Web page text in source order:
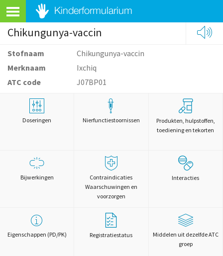
Chikungunya-vaccin
Stofnaam
Chikungunya-vaccin
Merknaam
Ixchiq
ATC code
J07BP01
Doseringen Nierfunctiestoornissen
Produkten, hulpstoffen,
toediening en tekorten
Bijwerkingen
Contraindicaties
Waarschuwingen en
voorzorgen
Interacties
Eigenschappen (PD/PK) Registratiestatus
Middelen uit dezelfde ATC
groep